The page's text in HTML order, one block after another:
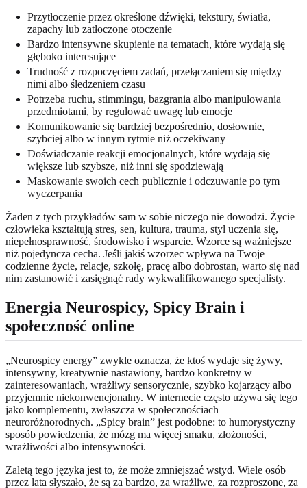
Przytłoczenie przez określone dźwięki, tekstury, światła,
zapachy lub zatłoczone otoczenie
Bardzo intensywne skupienie na tematach, które wydają się
głęboko interesujące
Trudność z rozpoczęciem zadań, przełączaniem się między
nimi albo śledzeniem czasu
Potrzeba ruchu, stimmingu, bazgrania albo manipulowania
przedmiotami, by regulować uwagę lub emocje
Komunikowanie się bardziej bezpośrednio, dosłownie,
szybciej albo w innym rytmie niż oczekiwany
Doświadczanie reakcji emocjonalnych, które wydają się
większe lub szybsze, niż inni się spodziewają
Maskowanie swoich cech publicznie i odczuwanie po tym
wyczerpania
Żaden z tych przykładów sam w sobie niczego nie dowodzi. Życie
człowieka kształtują stres, sen, kultura, trauma, styl uczenia się,
niepełnosprawność, środowisko i wsparcie. Wzorce są ważniejsze
niż pojedyncza cecha. Jeśli jakiś wzorzec wpływa na Twoje
codzienne życie, relacje, szkołę, pracę albo dobrostan, warto się nad
nim zastanowić i zasięgnąć rady wykwalifikowanego specjalisty.
Energia Neurospicy, Spicy Brain i
społeczność online
„Neurospicy energy” zwykle oznacza, że ktoś wydaje się żywy,
intensywny, kreatywnie nastawiony, bardzo konkretny w
zainteresowaniach, wrażliwy sensorycznie, szybko kojarzący albo
przyjemnie niekonwencjonalny. W internecie często używa się tego
jako komplementu, zwłaszcza w społecznościach
neuroróżnorodnych. „Spicy brain” jest podobne: to humorystyczny
sposób powiedzenia, że mózg ma więcej smaku, złożoności,
wrażliwości albo intensywności.
Zaletą tego języka jest to, że może zmniejszać wstyd. Wiele osób
przez lata słyszało, że są za bardzo, za wrażliwe, za rozproszone, za